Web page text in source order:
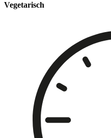
Vegetarisch